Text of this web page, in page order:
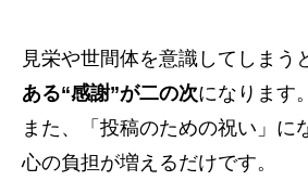
見栄や世間体を意識してしまう
ある“感謝”が二の次になります。
また、「投稿のための祝い」に
心の負担が増えるだけです。